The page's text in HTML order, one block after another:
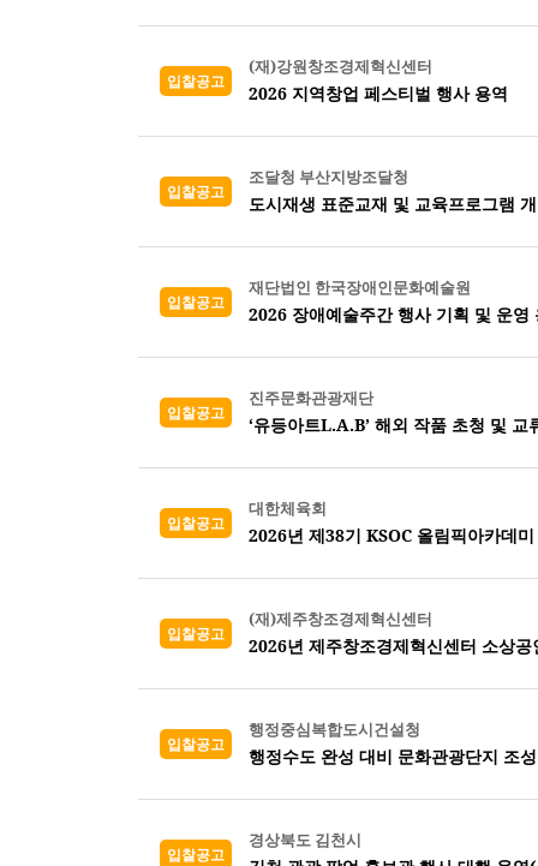
입찰공고
(재)강원창조경제혁신센터
2026 지역창업 페스티벌 행사 용역
입찰공고
조달청 부산지방조달청
도시재생 표준교재 및 교육프로그램
입찰공고
재단법인 한국장애인문화예술원
2026 장애예술주간 행사 기획 및 운영
입찰공고
진주문화관광재단
‘유등아트L.A.B’ 해외 작품 초청 및 교
입찰공고
대한체육회
2026년 제38기 KSOC 올림픽아카데
입찰공고
(재)제주창조경제혁신센터
2026년 제주창조경제혁신센터 소상
입찰공고
행정중심복합도시건설청
행정수도 완성 대비 문화관광단지 조
입찰공고
경상북도 김천시